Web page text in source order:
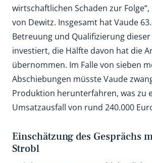
wirtschaftlichen Schaden zur
von Dewitz. Insgesamt hat Vaude
Betreuung und Qualifizierung
investiert, die Hälfte davon hat die
übernommen. Im Falle von sieben
Abschiebungen müsste Vaude
Produktion herunterfahren, was zu
Umsatzausfall von rund 240.000
Einschätzung des Gesprächs
Strobl